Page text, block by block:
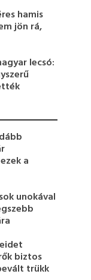
hamis
jön rá,
lecsó:
a
unokával
biztos
trükk